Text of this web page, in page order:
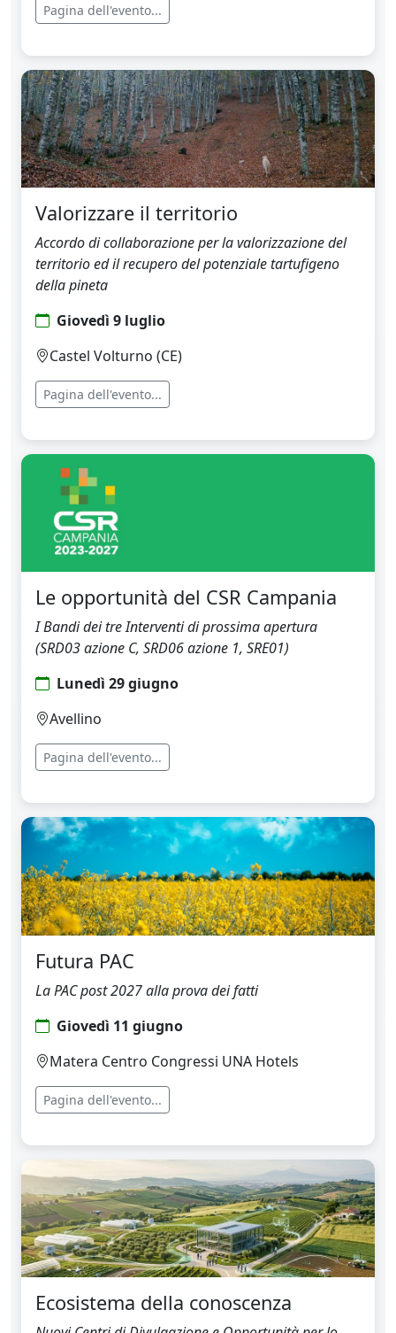
Pagina dell'evento...
Valorizzare il territorio
Accordo di collaborazione per la valorizzazione del
territorio ed il recupero del potenziale tartufigeno
della pineta
Giovedì 9 luglio
Castel Volturno (CE)
Pagina dell'evento...
Le opportunità del CSR Campania
I Bandi dei tre Interventi di prossima apertura
(SRD03 azione C, SRD06 azione 1, SRE01)
Lunedì 29 giugno
Avellino
Pagina dell'evento...
Futura PAC
La PAC post 2027 alla prova dei fatti
Giovedì 11 giugno
Matera Centro Congressi UNA Hotels
Pagina dell'evento...
Ecosistema della conoscenza